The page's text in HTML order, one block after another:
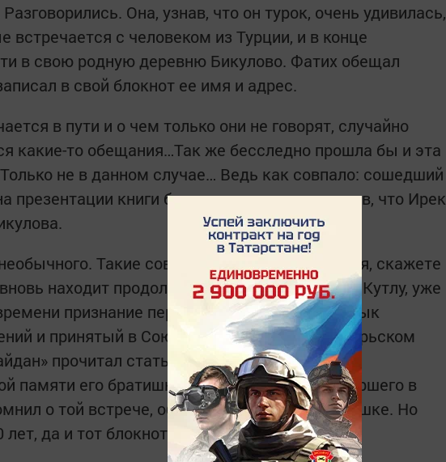
Она, узнав, что он турок, очень удивилась,
встречается с человеком из Турции, и в конце
в свою родную деревню Бикулово. Фатих обещал
в свой блокнот ее имя и адрес.
в пути и о чем только они не говорят, случайно
какие-то обещания…Так же бесследно прошла бы и эта
не в данном случае… Ведь как совпало: сошедший
презентации книги был немало удивлен, узнав, что Ирек
Такие совпадения часто случаются, скажете
находит продолжение в 2023 году. Фатих Кутлу, уже
признание переводами на турецкий язык
и принятый в Союз писателей РТ, в сентябрьском
прочитал статью Ильдуса Диндарова,
памяти его братишки Ирека Диндарова, умершего в
о той встрече, об обещании, данном бабушке. Но
да и тот блокнот затерялся…